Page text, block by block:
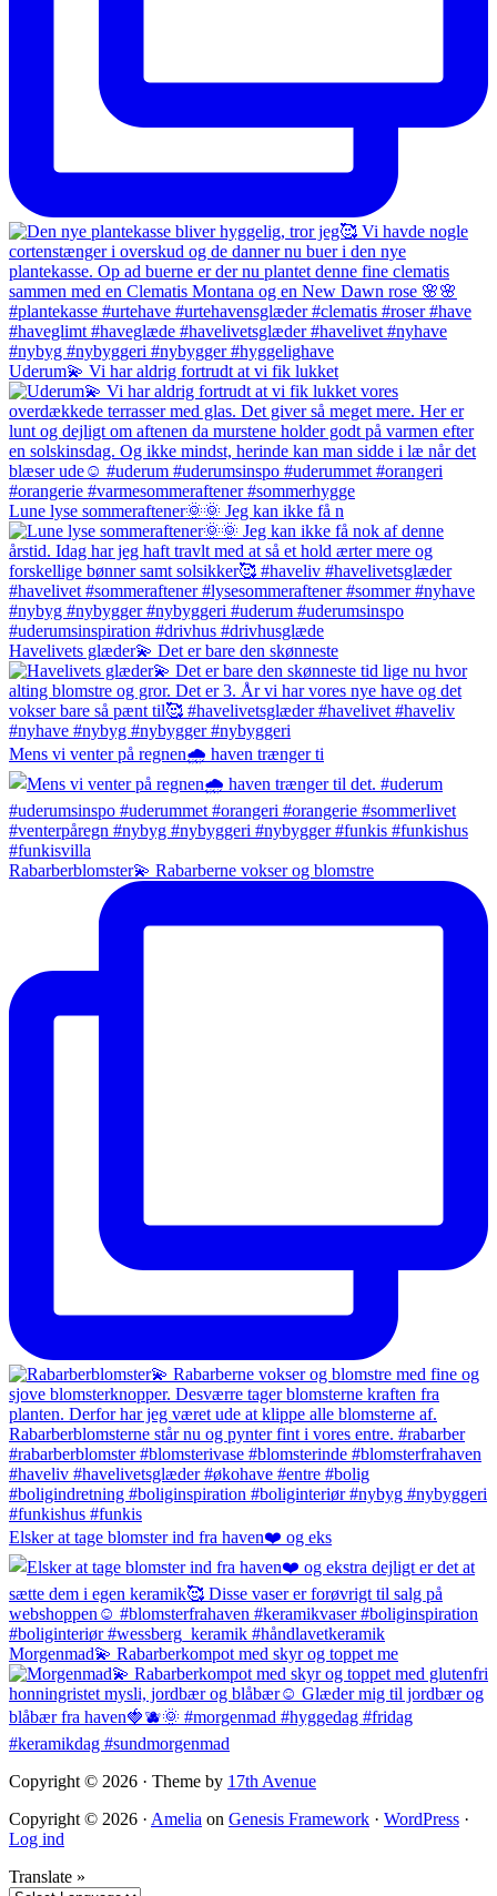
Uderum💫 Vi har aldrig fortrudt at vi fik lukket
Lune lyse sommeraftener🌞🌞 Jeg kan ikke få n
Havelivets glæder💫 Det er bare den skønneste
Mens vi venter på regnen🌧️ haven trænger ti
Rabarberblomster💫 Rabarberne vokser og blomstre
Elsker at tage blomster ind fra haven❤️ og eks
Morgenmad💫 Rabarberkompot med skyr og toppet me
Copyright © 2026 · Theme by 17th Avenue
Copyright © 2026 · Amelia on Genesis Framework · WordPress ·
Log ind
Translate »